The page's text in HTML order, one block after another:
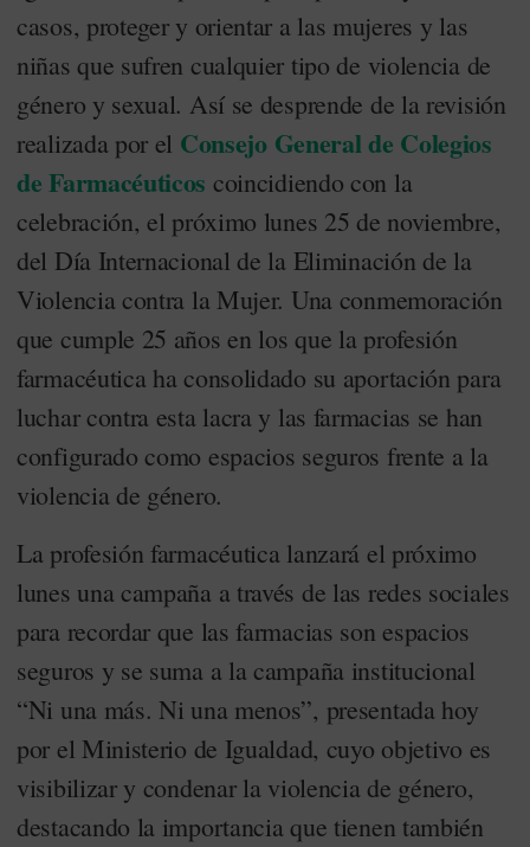
casos, proteger y orientar a las mujeres y las
niñas que sufren cualquier tipo de violencia de
género y sexual. Así se desprende de la revisión
realizada por el Consejo General de Colegios
de Farmacéuticos coincidiendo con la
celebración, el próximo lunes 25 de noviembre,
del Día Internacional de la Eliminación de la
Violencia contra la Mujer. Una conmemoración
que cumple 25 años en los que la profesión
farmacéutica ha consolidado su aportación para
luchar contra esta lacra y las farmacias se han
configurado como espacios seguros frente a la
violencia de género.
La profesión farmacéutica lanzará el próximo
lunes una campaña a través de las redes sociales
para recordar que las farmacias son espacios
seguros y se suma a la campaña institucional
“Ni una más. Ni una menos”, presentada hoy
por el Ministerio de Igualdad, cuyo objetivo es
visibilizar y condenar la violencia de género,
destacando la importancia que tienen también